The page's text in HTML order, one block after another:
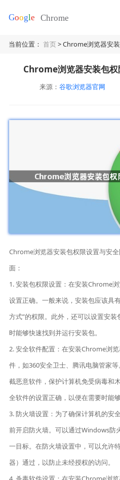
当前位置：首页> Chrome浏览器安
Chrome浏览器安装包
来源： 谷歌浏览器官网
Chrome浏览器安装包权限设置与安
面：
1. 安装包权限设置：在安装Chrome
设置正确。一般来说，安装包应该具
方式”的权限。此外，还可以设置安
时能够快速找到并运行安装包。
2. 安全软件配置：在安装Chrome浏
件，如360安全卫士、腾讯电脑管家
截恶意软件，保护计算机免受病毒和
全软件的设置正确，以便在需要时能
3. 防火墙设置：为了确保计算机的安
前开启防火墙。可以通过Windows防
一目标。在防火墙设置中，可以允许
器）通过，以防止未经授权的访问。